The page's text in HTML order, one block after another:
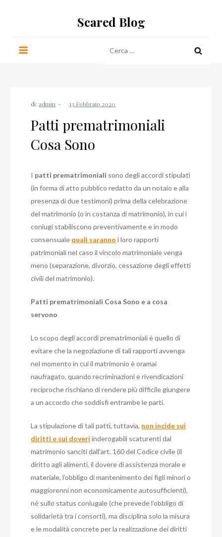
Scared Blog
per:
di: admin
Patti prematrimoniali
Cosa Sono
I patti prematrimoniali sono degli accordi stipulati
(in forma di atto pubblico redatto da un notaio e alla
presenza di due testimoni) prima della celebrazione
del matrimonio (o in costanza di matrimonio), in cui i
coniugi stabiliscono preventivamente e in modo
consensuale quali saranno i loro rapporti
patrimoniali nel caso il vincolo matrimoniale venga
meno (separazione, divorzio, cessazione degli effetti
civili del matrimonio).
Patti prematrimoniali Cosa Sono e a cosa
servono
Lo scopo degli accordi prematrimoniali è quello di
evitare che la negoziazione di tali rapporti avvenga
nel momento in cui il matrimonio è oramai
naufragato, quando recriminazioni e rivendicazioni
reciproche rischiano di rendere più difficile giungere
a un accordo che soddisfi entrambe le parti.
La stipulazione di tali patti, tuttavia, non incide sui
diritti e sui doveri inderogabili scaturenti dal
matrimonio sanciti dall’art. 160 del Codice civile (il
diritto agli alimenti, il dovere di assistenza morale e
materiale, l’obbligo di mantenimento dei figli minori o
maggiorenni non economicamente autosufficienti),
né sullo status coniugale (che prevede l’obbligo di
solidarietà tra i consorti), ma disciplina solo la misura
e le modalità concrete per la realizzazione dei diritti